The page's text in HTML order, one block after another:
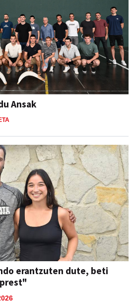
Ansak
erantzuten dute, beti